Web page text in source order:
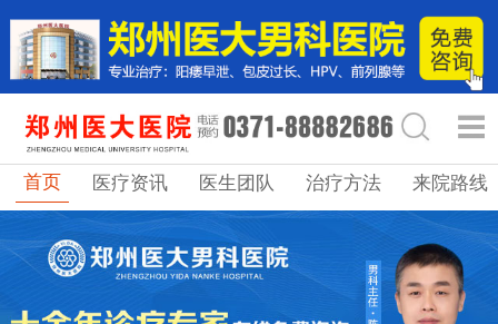
首页 医疗资讯 医生团队 治疗方法 来院路线